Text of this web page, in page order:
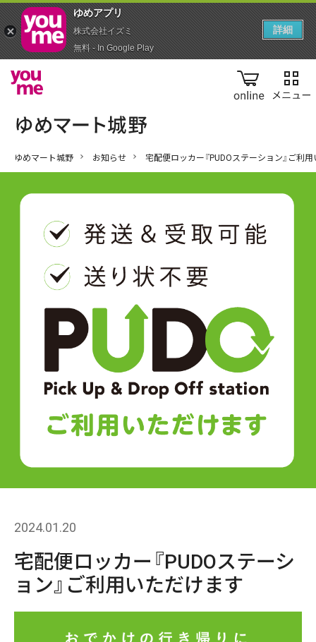
online
ゆめマート城野 お知らせ 宅配便ロッカー『PUDOステーション』ご利
2024.01.20
宅配便ロッカー『PUDOステーシ
ョン』ご利用いただけます
ゆめアプ‪リ‬
株式会社イズミ
無料 - In Google Play
詳細